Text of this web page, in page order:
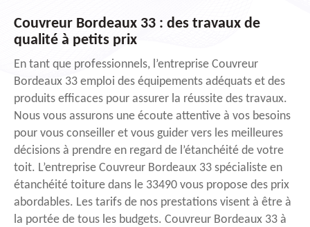
Couvreur Bordeaux 33 : des travaux de
qualité à petits prix
En tant que professionnels, l’entreprise Couvreur
Bordeaux 33 emploi des équipements adéquats et des
produits efficaces pour assurer la réussite des travaux.
Nous vous assurons une écoute attentive à vos besoins
pour vous conseiller et vous guider vers les meilleures
décisions à prendre en regard de l’étanchéité de votre
toit. L’entreprise Couvreur Bordeaux 33 spécialiste en
étanchéité toiture dans le 33490 vous propose des prix
abordables. Les tarifs de nos prestations visent à être à
la portée de tous les budgets. Couvreur Bordeaux 33 à